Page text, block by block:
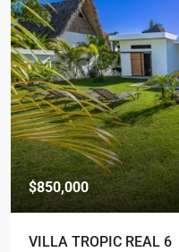
$850,000
VILLA TROPIC REAL 6